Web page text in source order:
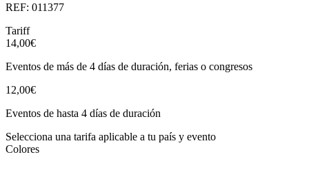
REF: 011377
Tariff
14,00€
Eventos de más de 4 días de duración, ferias o congresos
12,00€
Eventos de hasta 4 días de duración
Selecciona una tarifa aplicable a tu país y evento
Colores